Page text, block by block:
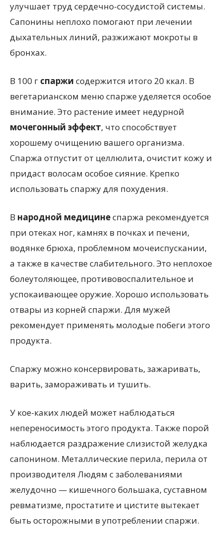
улучшает труд сердечно-сосудистой системы.
Сапонины неплохо помогают при лечении
дыхательных линий, разжижают мокроты в
бронхах.
В 100 г спаржи содержится итого 20 ккал. В
вегетарианском меню спарже уделяется особое
внимание. Это растение имеет недурной
мочегонный эффект, что способствует
хорошему очищению вашего организма.
Спаржа отпустит от целлюлита, очистит кожу и
придаст волосам особое сияние. Крепко
использовать спаржу для похудения.
В народной медицинеспаржа рекомендуется
при отеках ног, камнях в почках и печени,
водянке брюха, проблемном мочеиспускании,
а также в качестве слабительного. Это неплохое
болеутоляющее, противовоспалительное и
успокаивающее оружие. Хорошо использовать
отвары из корней спаржи. Для мужей
рекомендует применять молодые побеги этого
продукта.
Спаржу можно консервировать, зажаривать,
варить, замораживать и тушить.
У кое-каких людей может наблюдаться
непереносимость этого продукта. Также порой
наблюдается раздражение слизистой желудка
сапонином. Металлические перила, перила от
производителя Людям с заболеваниями
желудочно — кишечного большака, суставном
ревматизме, простатите и цистите вытекает
быть осторожными в употреблении спаржи.